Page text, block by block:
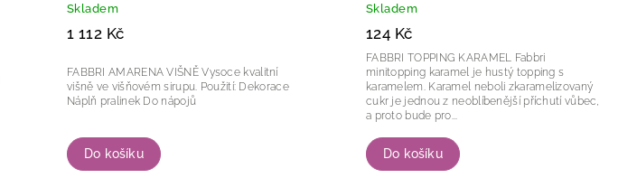
Skladem
1 112 Kč
Do košíku
FABBRI AMARENA VIŠNĚ Vysoce kvalitní
višně ve višňovém sirupu. Použití: Dekorace
Náplň pralinek Do nápojů
Skladem
124 Kč
Do košíku
FABBRI TOPPING KARAMEL Fabbri
minitopping karamel je hustý topping s
karamelem. Karamel neboli zkaramelizovaný
cukr je jednou z neoblíbenější příchutí vůbec,
a proto bude pro...